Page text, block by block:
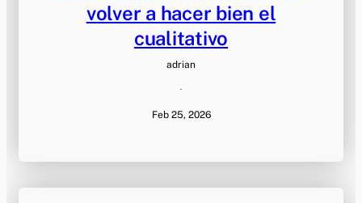
volver a hacer bien el
cualitativo
adrian
·
Feb 25, 2026